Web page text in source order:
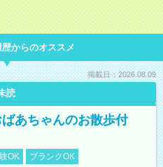
からのオススメ
掲載日：2026.08.09
読
ばあちゃんのお散歩付
OK
ブランクOK